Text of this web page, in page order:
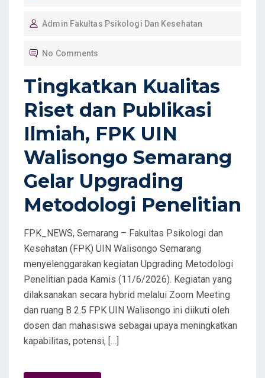
S
D
O
N
Admin Fakultas Psikologi Dan Kesehatan
No Comments
Tingkatkan Kualitas
Riset dan Publikasi
Ilmiah, FPK UIN
Walisongo Semarang
Gelar Upgrading
Metodologi Penelitian
FPK_NEWS, Semarang – Fakultas Psikologi dan
Kesehatan (FPK) UIN Walisongo Semarang
menyelenggarakan kegiatan Upgrading Metodologi
Penelitian pada Kamis (11/6/2026). Kegiatan yang
dilaksanakan secara hybrid melalui Zoom Meeting
dan ruang B 2.5 FPK UIN Walisongo ini diikuti oleh
dosen dan mahasiswa sebagai upaya meningkatkan
kapabilitas, potensi, […]